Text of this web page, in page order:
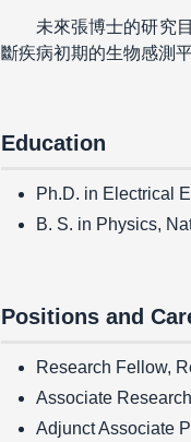
未來張博士的研究
斷疾病初期的生物感測平
Education
Ph.D. in Electrical
B. S. in Physics,
Positions and
Research Fellow,
Associate
Adjunct Associate